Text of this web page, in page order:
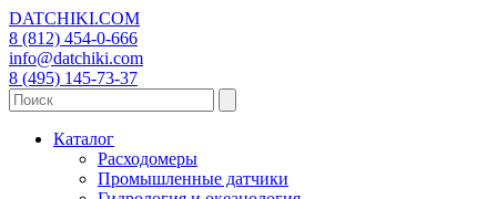
DATCHIKI.COM
8 (812) 454-0-666
info@datchiki.com
8 (495) 145-73-37
Каталог
Расходомеры
Промышленные датчики